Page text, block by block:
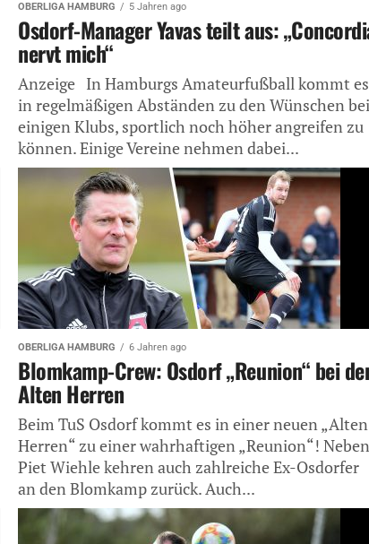
OBERLIGA HAMBURG 5 Jahren ago
Osdorf-Manager Yavas teilt aus:
nervt mich“
Anzeige In Hamburgs Amateurfußball kommt es
in regelmäßigen Abständen zu den Wünschen bei
einigen Klubs, sportlich noch höher angreifen zu
können. Einige Vereine nehmen dabei...
OBERLIGA HAMBURG 6 Jahren ago
Blomkamp-Crew: Osdorf „Reunion“ bei
Alten Herren
Beim TuS Osdorf kommt es in einer neuen „Alten
Herren“ zu einer wahrhaftigen „Reunion“! Neben
Piet Wiehle kehren auch zahlreiche Ex-Osdorfer
an den Blomkamp zurück. Auch...